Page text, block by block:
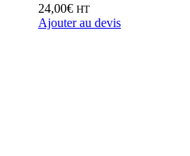
24,00€ HT
Ajouter au devis